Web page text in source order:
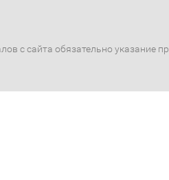
с сайта обязательно указание